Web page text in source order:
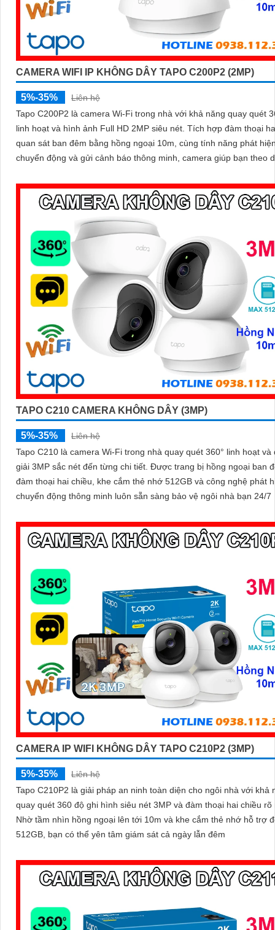
CAMERA WIFI IP KHÔNG DÂY TAPO C200P2 (2MP)
5%-35%
Liên hệ
Tapo C200P2 là camera Wi-Fi trong nhà với khả năng quay quét
linh hoạt và hình ảnh Full HD 2MP siêu nét. Tích hợp đàm thoại hai chiều
quan sát ban đêm bằng hồng ngoại 10m, cùng tính năng phát
chuyển động và gửi cảnh báo thông minh, camera giúp bạn theo
TAPO C210 CAMERA KHÔNG DÂY (3MP)
5%-35%
Liên hệ
Tapo C210 là camera Wi-Fi trong nhà quay quét 360° linh hoạt và
giải 3MP sắc nét đến từng chi tiết. Được trang bị hồng ngoại ban đêm,
đàm thoại hai chiều, khe cắm thẻ nhớ 512GB và công nghệ phát
chuyển động thông minh luôn sẵn sàng bảo vệ ngôi nhà bạn 24/7
CAMERA IP WIFI KHÔNG DÂY TAPO C210P2 (3MP)
5%-35%
Liên hệ
Tapo C210P2 là giải pháp an ninh toàn diện cho ngôi nhà với khả
quay quét 360 độ ghi hình siêu nét 3MP và đàm thoại hai chiều rõ
Nhờ tầm nhìn hồng ngoại lên tới 10m và khe cắm thẻ nhớ hỗ trợ
512GB, bạn có thể yên tâm giám sát cả ngày lẫn đêm